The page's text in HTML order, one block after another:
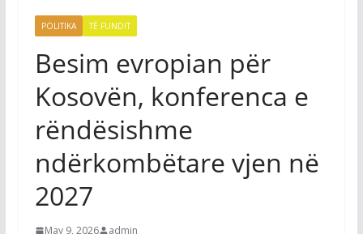
POLITIKA TË FUNDIT
​Besim evropian për
Kosovën, konferenca e
rëndësishme
ndërkombëtare vjen në
2027
May 9, 2026 admin